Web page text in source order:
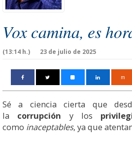
Vox camina, es
23 de julio de 2025
(13:14 h.)
m
Sé a ciencia cierta que
la corrupción y los
como inaceptables, ya que